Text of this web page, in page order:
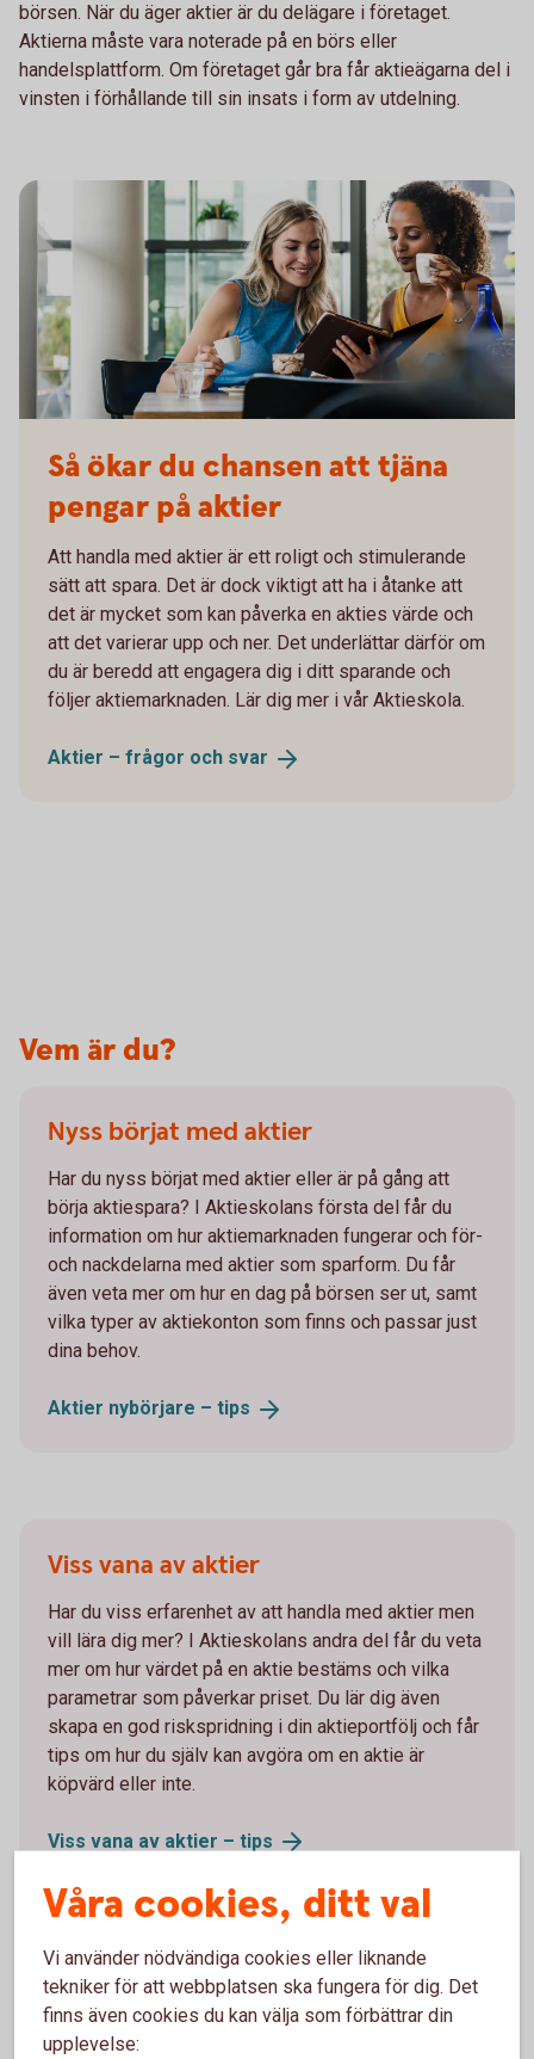
börsen. När du äger aktier är du delägare i företaget.
Aktierna måste vara noterade på en börs eller
handelsplattform. Om företaget går bra får aktieägarna del i
vinsten i förhållande till sin insats i form av utdelning.
Så ökar du chansen att tjäna
pengar på aktier
Att handla med aktier är ett roligt och stimulerande
sätt att spara. Det är dock viktigt att ha i åtanke att
det är mycket som kan påverka en akties värde och
att det varierar upp och ner. Det underlättar därför om
du är beredd att engagera dig i ditt sparande och
följer aktiemarknaden. Lär dig mer i vår Aktieskola.
Aktier – frågor och svar
Vem är du?
Nyss börjat med aktier
Har du nyss börjat med aktier eller är på gång att
börja aktiespara? I Aktieskolans första del får du
information om hur aktiemarknaden fungerar och för-
och nackdelarna med aktier som sparform. Du får
även veta mer om hur en dag på börsen ser ut, samt
vilka typer av aktiekonton som finns och passar just
dina behov.
Aktier nybörjare – tips
Viss vana av aktier
Har du viss erfarenhet av att handla med aktier men
vill lära dig mer? I Aktieskolans andra del får du veta
mer om hur värdet på en aktie bestäms och vilka
parametrar som påverkar priset. Du lär dig även
skapa en god riskspridning i din aktieportfölj och får
tips om hur du själv kan avgöra om en aktie är
köpvärd eller inte.
Viss vana av aktier – tips
Van aktieplacerare
Har du hållit på länge med aktier? I Aktieskolans
Våra cookies, ditt val
Vi använder nödvändiga cookies eller liknande
tekniker för att webbplatsen ska fungera för dig. Det
finns även cookies du kan välja som förbättrar din
upplevelse: